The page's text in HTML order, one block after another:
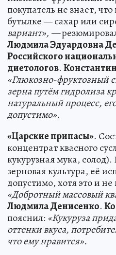
покупатель не знает,
бутылке — сахар или
вариант», —
Людмила Эдуардовна
Российского
диетологов.
«Глюкозно-фруктозный
зерна путём гидролиза
натуральный процесс,
допустимо».
«Царские припасы».
концентрат квасного
кукурузная мука,
зерновая культура, её
допустимо, хотя это и не
«Добротный массовый
Людмила Денисенко.
пояснил: «Кукуруза
оттенки вкуса,
что ему нравится».